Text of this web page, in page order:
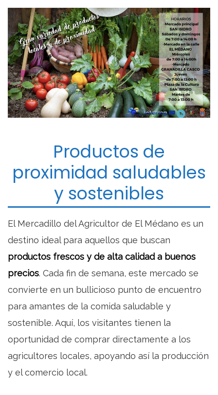
Productos de
proximidad saludables
y sostenibles
El Mercadillo del Agricultor de El Médano es un
destino ideal para aquellos que buscan
productos frescos y de alta calidad a buenos
precios. Cada fin de semana, este mercado se
convierte en un bullicioso punto de encuentro
para amantes de la comida saludable y
sostenible. Aquí, los visitantes tienen la
oportunidad de comprar directamente a los
agricultores locales, apoyando así la producción
y el comercio local.